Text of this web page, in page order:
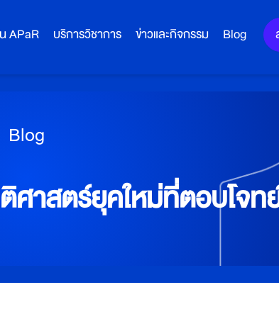
APaR บริการวิชาการ ข่าวและกิจกรรม Blog
Blog
าสตร์ยุคใหม่ที่ตอบโจ